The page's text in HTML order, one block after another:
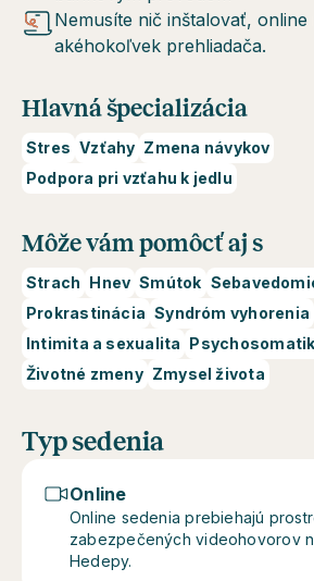
Nemusíte nič inštalovať, online
akéhokoľvek prehliadača.
Hlavná špecializácia
Stres Vzťahy Zmena návykov
Podpora pri vzťahu k jedlu
Môže vám pomôcť aj s
Strach Hnev Smútok
Prokrastinácia Syndróm vyhorenia
Intimita a sexualita
Životné zmeny Zmysel života
Typ sedenia
Online
Online sedenia prebiehajú
zabezpečených videohovorov
Hedepy.